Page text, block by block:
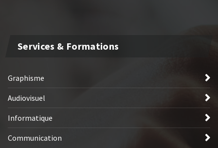
Services & Formations
Graphisme
Audiovisuel
Informatique
Communication